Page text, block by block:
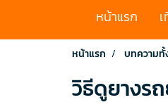
หน้าแรก
หน้าแรก บทความ
วิธีดูยางร